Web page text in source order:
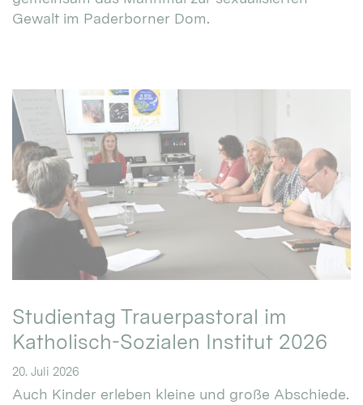
Gewalt im Paderborner Dom.
Studientag Trauerpastoral im
Katholisch-Sozialen Institut 2026
20. Juli 2026
Auch Kinder erleben kleine und große Abschiede.